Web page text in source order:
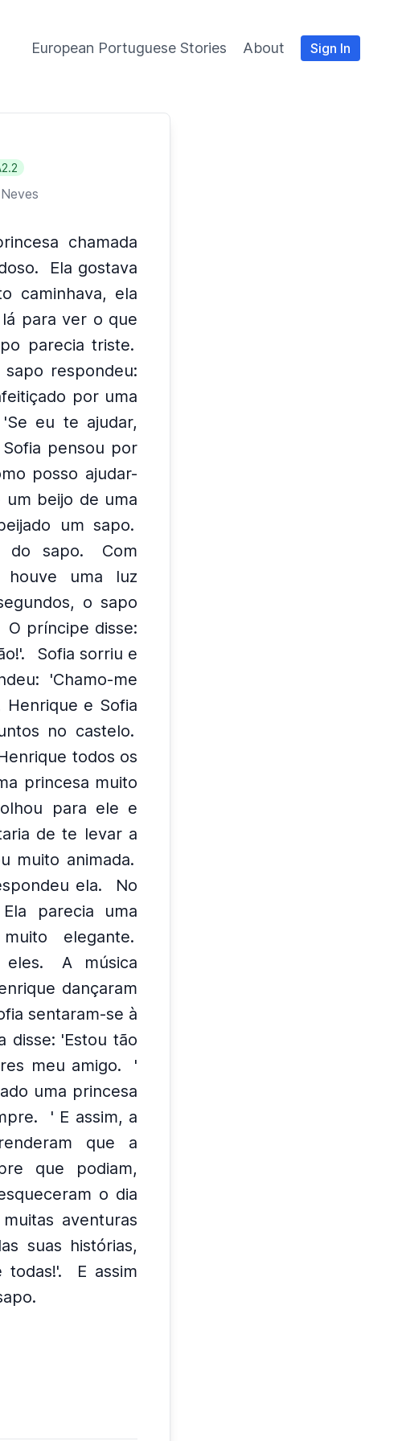
European Portuguese Stories About Sign In
chamada
Ela gostava
caminhava, ela
para ver o que
parecia triste.
sapo respondeu:
por uma
'Se eu te ajudar,
Sofia pensou por
posso ajudar-
um beijo de uma
um sapo.
do sapo.
Com
houve uma luz
o sapo
O príncipe disse:
Sofia sorriu e
'Chamo-me
Henrique e Sofia
no castelo.
todos os
princesa muito
para ele e
de te levar a
muito animada.
ela.
No
Ela parecia uma
elegante.
A música
dançaram
sentaram-se à
disse: 'Estou tão
meu amigo.
'
uma princesa
' E assim, a
que a
que podiam,
o dia
aventuras
suas histórias,
E assim